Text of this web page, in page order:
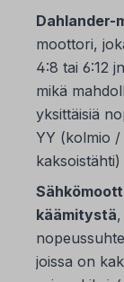
Dahlander-
moottori,
4:8 tai 6:12
mikä
yksittäisiä
ΥΥ (kolmio /
käämitystä
joissa on